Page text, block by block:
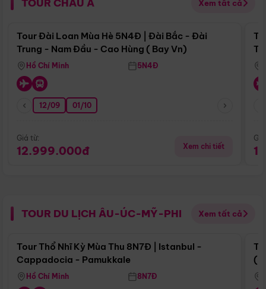
TOUR CHÂU Á Xem tất cả
Điểm nổi bật
Tour Đài Loan Mùa Hè 5N4Đ | Đài Bắc - Đài
Trung - Nam Đầu - Cao Hùng ( Bay Vn)
Hồ Chí Minh 5N4Đ
12/09 01/10
Giá từ:
12.999.000đ Xem chi tiết
TOUR DU LỊCH ÂU-ÚC-MỸ-PHI Xem tất cả
Điểm nổi bật
Tour Thổ Nhĩ Kỳ Mùa Thu 8N7Đ | Istanbul -
Cappadocia - Pamukkale
Hồ Chí Minh 8N7Đ